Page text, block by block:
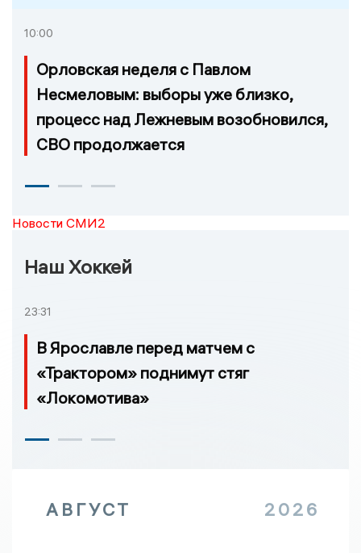
10:00
Орловская неделя с Павлом
Несмеловым: выборы уже близко,
процесс над Лежневым возобновился,
СВО продолжается
Новости СМИ2
Наш Хоккей
23:31
В Ярославле перед матчем с
«Трактором» поднимут стяг
«Локомотива»
АВГУСТ 2026